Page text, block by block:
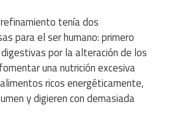
tenía dos
para el ser humano: primero
por la alteración de los
una nutrición excesiva
ricos energéticamente,
y digieren con demasiada